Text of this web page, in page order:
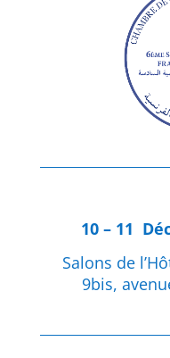
10 – 11
Salons de
9bis,